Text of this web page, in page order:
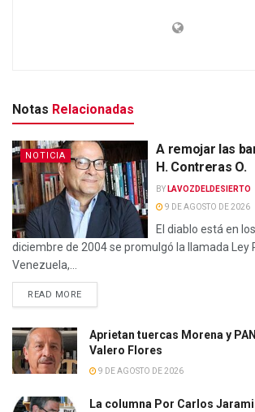
Notas Relacionadas
NOTICIA
A remojar las
H. Contreras O.
BY LAVOZDELDESIERTO
9 DE AGOSTO DE 2026
El diablo está en
diciembre de 2004 se promulgó la llamada Ley
Venezuela,...
READ MORE
Aprietan tuercas Morena y
Valero Flores
9 DE AGOSTO DE 2026
La columna Por Carlos